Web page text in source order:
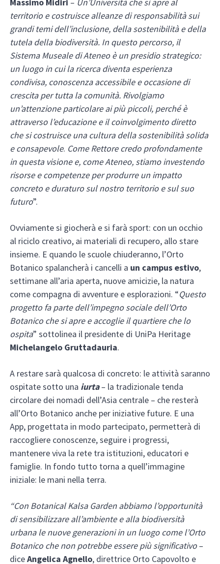
territorio e costruisce alleanze di responsabilità sui
grandi temi dell’inclusione, della sostenibilità e della
tutela della biodiversità. In questo percorso, il
Sistema Museale di Ateneo è un presidio strategico:
un luogo in cui la ricerca diventa esperienza
condivisa, conoscenza accessibile e occasione di
crescita per tutta la comunità. Rivolgiamo
un’attenzione particolare ai più piccoli, perché è
attraverso l’educazione e il coinvolgimento diretto
che si costruisce una cultura della sostenibilità solida
e consapevole. Come Rettore credo profondamente
in questa visione e, come Ateneo, stiamo investendo
risorse e competenze per produrre un impatto
concreto e duraturo sul nostro territorio e sul suo
futuro”.
Ovviamente si giocherà e si farà sport: con un occhio
al riciclo creativo, ai materiali di recupero, allo stare
insieme. E quando le scuole chiuderanno, l’Orto
Botanico spalancherà i cancelli a un campus estivo,
settimane all’aria aperta, nuove amicizie, la natura
come compagna di avventure e esplorazioni. “Questo
progetto fa parte dell’impegno sociale dell’Orto
Botanico che si apre e accoglie il quartiere che lo
ospita” sottolinea il presidente di UniPa Heritage
Michelangelo Gruttadauria.
A restare sarà qualcosa di concreto: le attività saranno
ospitate sotto una iurta– la tradizionale tenda
circolare dei nomadi dell’Asia centrale – che resterà
all’Orto Botanico anche per iniziative future. E una
App, progettata in modo partecipato, permetterà di
raccogliere conoscenze, seguire i progressi,
mantenere viva la rete tra istituzioni, educatori e
famiglie. In fondo tutto torna a quell’immagine
iniziale: le mani nella terra.
“Con Botanical Kalsa Garden abbiamo l’opportunità
di sensibilizzare all’ambiente e alla biodiversità
urbana le nuove generazioni in un luogo come l’Orto
Botanico che non potrebbe essere più significativo–
diceAngelica Agnello, direttrice Orto Capovolto e